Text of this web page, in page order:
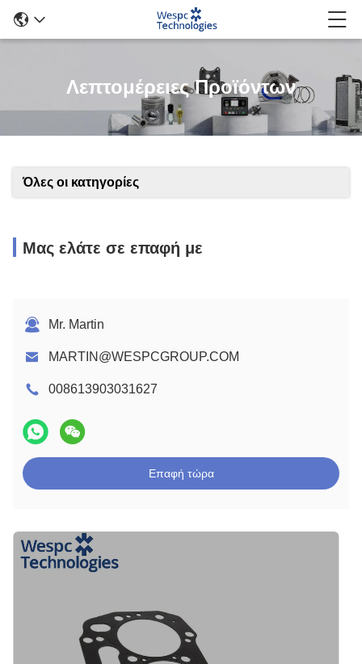
Λεπτομέρειες Προϊόντων
Όλες οι κατηγορίες
Μας ελάτε σε επαφή με
Mr. Martin
MARTIN@WESPCGROUP.COM
008613903031627
Επαφή τώρα